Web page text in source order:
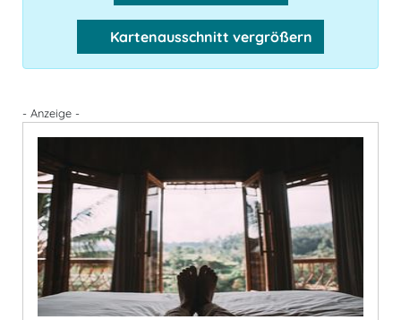
Kartenausschnitt vergrößern
- Anzeige -